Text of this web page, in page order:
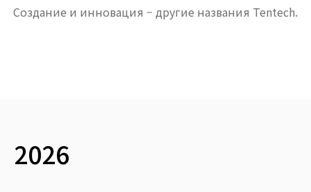
Создание и инновация – другие названия Tentech.
2026